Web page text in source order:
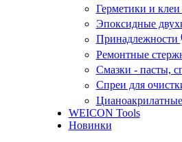
Герметики и клеи
Эпоксидные
Принадлежности
Ремонтные
Смазки - пасты,
Спреи для
WEICON Tools
Новинки